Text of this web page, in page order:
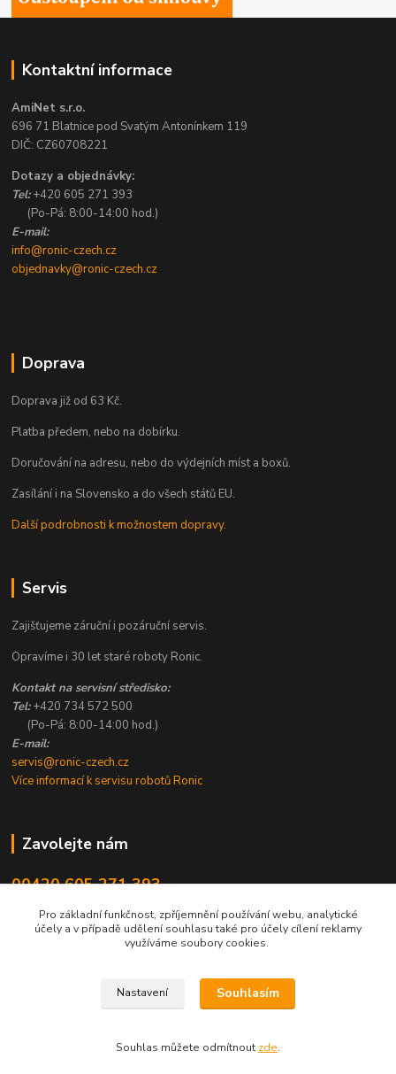
Kontaktní informace
AmiNet s.r.o.
696 71 Blatnice pod Svatým Antonínkem 119
DIČ: CZ60708221
Dotazy a objednávky:
Tel:+420 605 271 393
(Po-Pá: 8:00-14:00 hod.)
E-mail:
info@ronic-czech.cz
objednavky@ronic-czech.cz
Doprava
Doprava již od 63 Kč.
Platba předem, nebo na dobírku.
Doručování na adresu, nebo do výdejních míst a boxů.
Zasílání i na Slovensko a do všech států EU.
Další podrobnosti k možnostem dopravy.
Servis
Zajišťujeme záruční i pozáruční servis.
Opravíme i 30 let staré roboty Ronic.
Kontakt na servisní středisko:
Tel:+420 734 572 500
(Po-Pá: 8:00-14:00 hod.)
E-mail:
servis@ronic-czech.cz
Více informací k servisu robotů Ronic
Zavolejte nám
00420 605 271 393
info@ronic-czech.cz
Pro základní funkčnost, zpříjemnění používání webu, analytické
účely a v případě udělení souhlasu také pro účely cílení reklamy
využíváme soubory cookies.
Nastavení Souhlasím
Souhlas můžete odmítnout zde.